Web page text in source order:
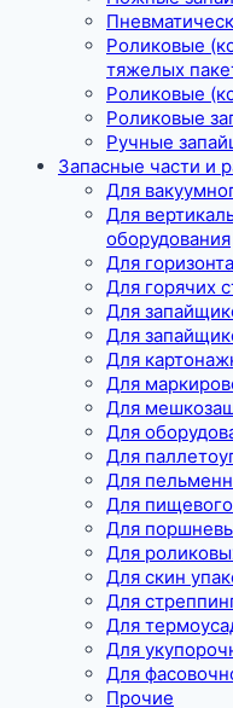
Роликовые
тяжелых
Роликовые
Роликовые
Ручные
Запасные части и
Для
Для
оборудования
Для
Для горячих
Для
Для
Для
Для
Для
Для
Для
Для
Для
Для
Для
Для скин
Для
Для
Для
Для
Прочие